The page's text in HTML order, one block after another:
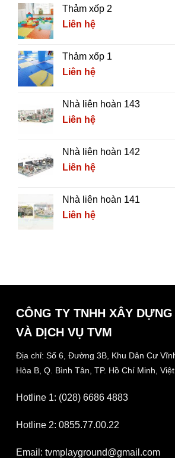
Thảm xốp 2
Liên hệ
Thảm xốp 1
Liên hệ
Nhà liên hoàn 143
Liên hệ
Nhà liên hoàn 142
Liên hệ
Nhà liên hoàn 141
Liên hệ
CÔNG TY TNHH XÂY
VÀ DỊCH VỤ TVM
Địa chỉ: Số 6, Đường 3B, Khu Dân Cư
Hòa B, Q. Bình Tân, TP. Hồ Chí Minh,
Hotline 1: (028) 6686 4883
Hotline 2: 0855.77.00.22
Email: tvmplayground@gmail.com